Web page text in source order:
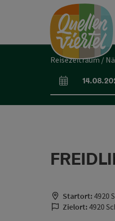
Zum InhaltAccesskey
[0]
Zur NavigationAccesskey
Zum Seitenanfang Accesskey
An- und
Startort: 4920
Zielort: 4920